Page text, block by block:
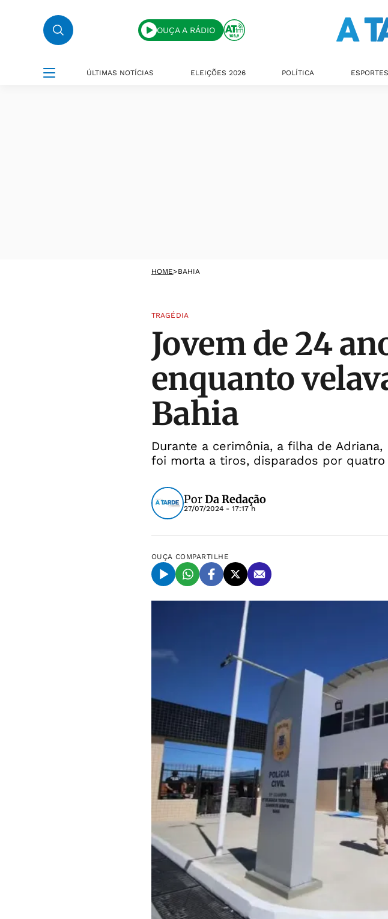
OUÇA A RÁDIO
ÚLTIMAS NOTÍCIAS ELEIÇÕES 2026 POLÍTICA ESPORTES
HOME>BAHIA
TRAGÉDIA
Jovem de 24
enquanto
Bahia
Durante a cerimônia, a filha de
foi morta a tiros, disparados por quatro
PorDa Redação
27/07/2024 - 17:17 h
OUÇA COMPARTILHE